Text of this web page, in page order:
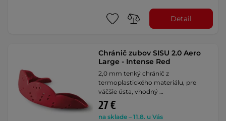
Detail
Chránič zubov SISU 2.0 Aero
Large - Intense Red
2,0 mm tenký chránič z
termoplastického materiálu, pre
väčšie ústa, vhodný …
27 €
na sklade – 11.8. u Vás